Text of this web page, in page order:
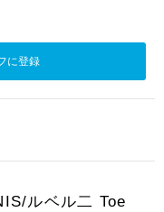
に登録
ルベル二 Toe